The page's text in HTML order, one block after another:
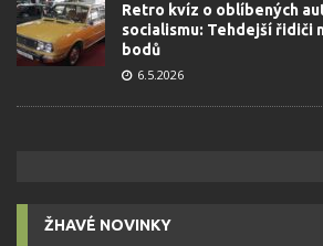
Retro kvíz o oblíbených
socialismu: Tehdejší řidiči
bodů
6.5.2026
ŽHAVÉ NOVINKY